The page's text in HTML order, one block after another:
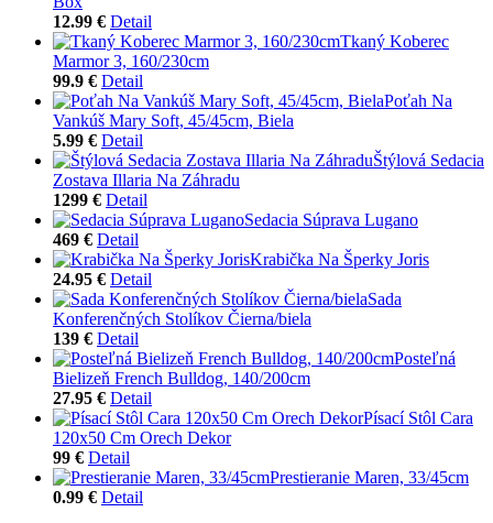
12.99 € Detail
Tkaný Koberec
Marmor 3, 160/230cm
99.9 € Detail
Poťah Na
Vankúš Mary Soft, 45/45cm, Biela
5.99 € Detail
Štýlová Sedacia
Zostava Illaria Na Záhradu
1299 € Detail
Sedacia Súprava Lugano
469 € Detail
Krabička Na Šperky Joris
24.95 € Detail
Sada
Konferenčných Stolíkov Čierna/biela
139 € Detail
Posteľná
Bielizeň French Bulldog, 140/200cm
27.95 € Detail
Písací Stôl Cara
120x50 Cm Orech Dekor
99 € Detail
Prestieranie Maren, 33/45cm
0.99 € Detail